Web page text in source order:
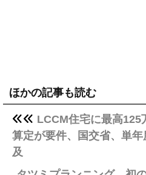
ほかの記事も読む
LCCM住宅に最高125
算定が要件、国交省、単
及